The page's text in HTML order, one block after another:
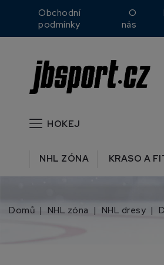
Obchodní
podmínky
O
nás
HOKEJ
NHL ZÓNA KRASO A
Domů NHL zóna NHL dresy